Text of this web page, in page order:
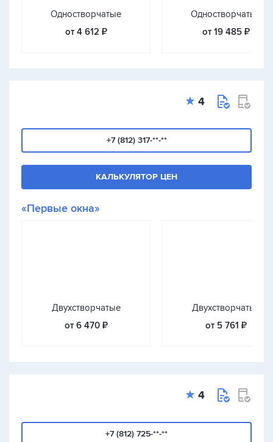
Одностворчатые
от 4 612 ₽
Одностворчатые
от 19 485 ₽
4
+7 (812) 317-**-**
КАЛЬКУЛЯТОР ЦЕН
«Первые окна»
Двухстворчатые
от 6 470 ₽
Двухстворчатые
от 5 761 ₽
4
+7 (812) 725-**-**